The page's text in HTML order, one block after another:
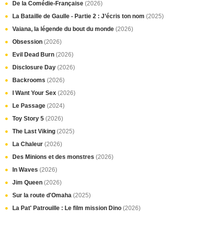
De la Comédie-Française (2026)
La Bataille de Gaulle - Partie 2 : J’écris ton nom (2025)
Vaiana, la légende du bout du monde (2026)
Obsession (2026)
Evil Dead Burn (2026)
Disclosure Day (2026)
Backrooms (2026)
I Want Your Sex (2026)
Le Passage (2024)
Toy Story 5 (2026)
The Last Viking (2025)
La Chaleur (2026)
Des Minions et des monstres (2026)
In Waves (2026)
Jim Queen (2026)
Sur la route d'Omaha (2025)
La Pat' Patrouille : Le film mission Dino (2026)